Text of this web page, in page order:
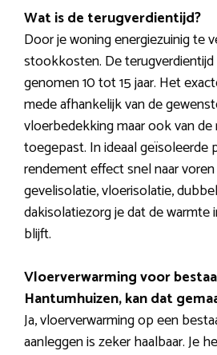
Wat is de terugverdientijd?
Door je woning energiezuinig te
stookkosten. De
genomen 10 tot 15 jaar. Het
mede afhankelijk van de
vloerbedekking maar ook van de
toegepast. In ideaal geïsoleerde
rendement effect snel naar
gevelisolatie, vloerisolatie,
dakisolatiezorg je dat de warmte
blijft.
Vloerverwarming voor
Hantumhuizen, kan dat
Ja, vloerverwarming op een
aanleggen is zeker haalbaar. Je